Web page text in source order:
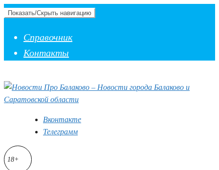
Показать/Скрыть навигацию
Справочник
Контакты
Вконтакте
Телеграмм
18+